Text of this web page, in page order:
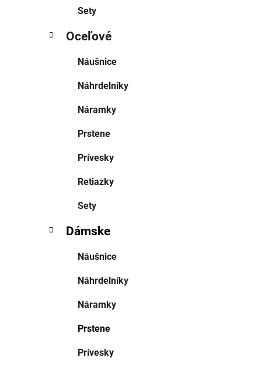
Sety
Oceľové
Náušnice
Náhrdelníky
Náramky
Prstene
Prívesky
Retiazky
Sety
Dámske
Náušnice
Náhrdelníky
Náramky
Prstene
Prívesky